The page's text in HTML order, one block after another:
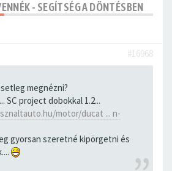
- SEGÍTSÉG A DÖNTÉSBEN
#16968
megnézni?
SC project dobokkal 1.2...
motor/ducat ... n-
gyorsan szeretné kipörgetni és